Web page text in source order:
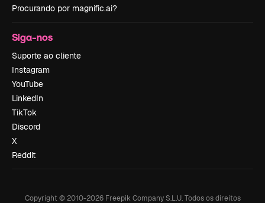
Procurando por magnific.ai?
Siga-nos
Suporte ao cliente
Instagram
YouTube
LinkedIn
TikTok
Discord
X
Reddit
Copyright © 2010-2026Freepik Company S.L.U. Todos os direitos